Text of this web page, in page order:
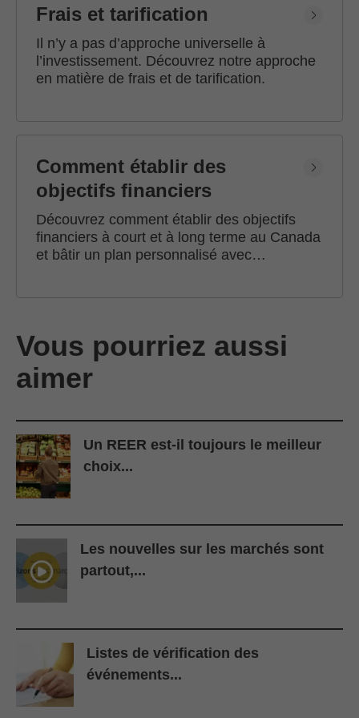
Frais et tarification
Il n’y a pas d’approche universelle à
l’investissement. Découvrez notre approche
en matière de frais et de tarification.
Comment établir des
objectifs financiers
Découvrez comment établir des objectifs
financiers à court et à long terme au Canada
et bâtir un plan personnalisé avec
Vous pourriez aussi
aimer
Un REER est-il toujours le meilleur
choix...
Les nouvelles sur les marchés sont
partout,...
Listes de vérification des
événements...